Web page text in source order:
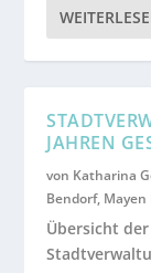
JAHREN
von Katharina
Bendorf, Mayen
Übersicht